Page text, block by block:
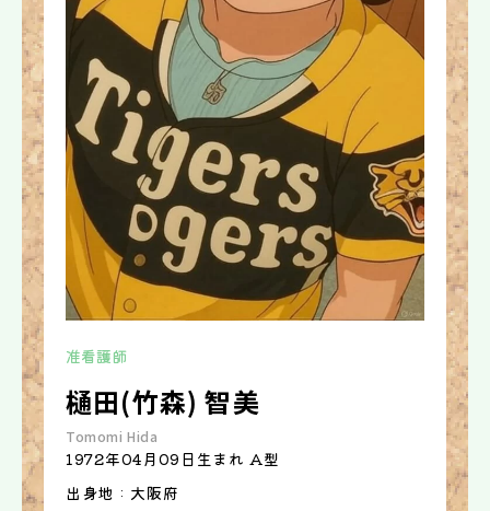
准看護師
樋田(竹森) 智美
Tomomi Hida
1972年04月09日生まれ A型
出身地 : 大阪府